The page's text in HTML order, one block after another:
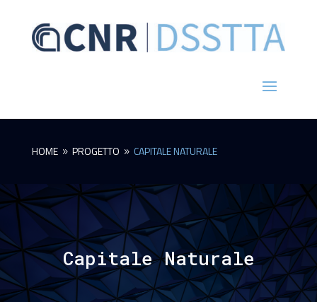
HOME 9 PROGETTO 9 CAPITALE NATURALE
Capitale Naturale